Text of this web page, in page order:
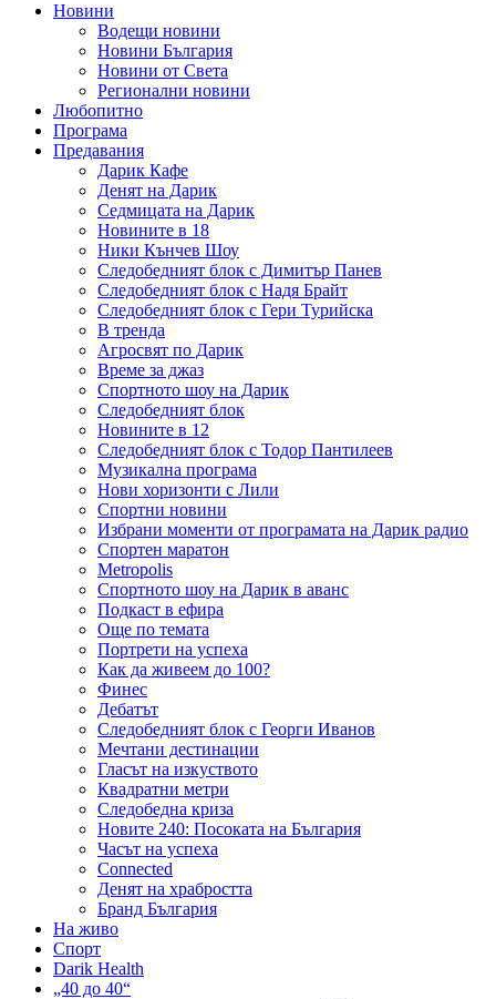
Новини
Водещи новини
Новини България
Новини от Света
Регионални новини
Любопитно
Програма
Предавания
Дарик Кафе
Денят на Дарик
Седмицата на Дарик
Новините в 18
Ники Кънчев Шоу
Следобедният блок с Димитър Панев
Следобедният блок с Надя Брайт
Следобедният блок с Гери Турийска
В тренда
Агросвят по Дарик
Време за джаз
Спортното шоу на Дарик
Следобедният блок
Новините в 12
Следобедният блок с Тодор Пантилеев
Музикална програма
Нови хоризонти с Лили
Спортни новини
Избрани моменти от програмата на Дарик радио
Спортен маратон
Metropolis
Спортното шоу на Дарик в аванс
Подкаст в ефира
Още по темата
Портрети на успеха
Как да живеем до 100?
Финес
Дебатът
Следобедният блок с Георги Иванов
Мечтани дестинации
Гласът на изкуството
Квадратни метри
Следобедна криза
Новите 240: Посоката на България
Часът на успеха
Connected
Денят на храбростта
Бранд България
На живо
Спорт
Darik Health
„40 до 40“